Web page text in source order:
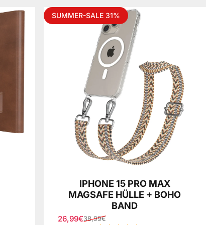
SUMMER-SALE 31%
IPHONE 15 PRO MAX
MAGSAFE HÜLLE + BOHO
BAND
Verkaufspreis
26,99€
Normaler Preis
38,99€